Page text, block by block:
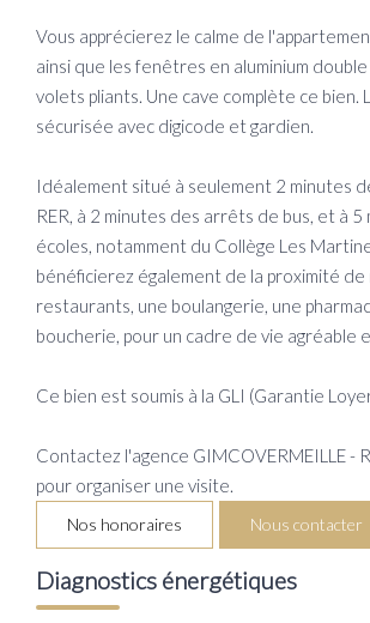
Vous apprécierez le calme de
ainsi que les fenêtres en aluminium
volets pliants. Une cave complète ce bien.
sécurisée avec digicode et gardien.
Idéalement situé à seulement 2 minutes
RER, à 2 minutes des arrêts de bus, et à 5
écoles, notamment du Collège Les
bénéficierez également de la proximité de
restaurants, une boulangerie, une
boucherie, pour un cadre de vie agréable
Ce bien est soumis à la GLI (Garantie
Contactez l'agence GIMCOVERMEILLE -
pour organiser une visite.
Nos honoraires Nous contacter
Diagnostics énergétiques